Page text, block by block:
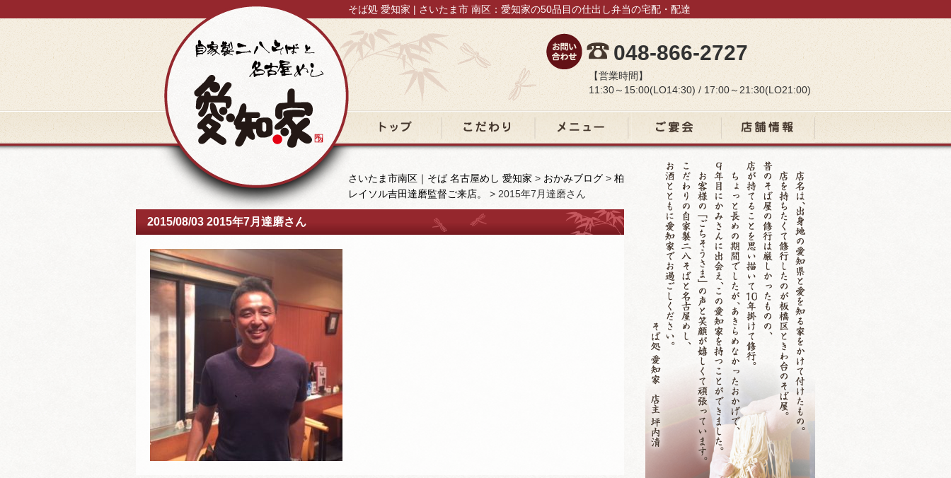
そば処 愛知家 | さいたま市 南区：愛知家の50品目の仕出し弁当の宅配・配達
048-866-2727
【営業時間】
11:30～15:00(LO14:30) / 17:00～21:30(LO21:00)
さいたま市南区｜そば 名古屋めし 愛知家 > おかみブログ > 柏
レイソル吉田達磨監督ご来店。
> 2015年7月達磨さん
2015/08/03 2015年7月達磨さん